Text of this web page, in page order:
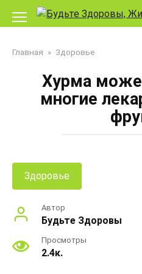
Перейти
Главная » Здоровье
Хурма
многие
Здоровье
Автор
Будьте Здоровы
Просмотры
2.4к.